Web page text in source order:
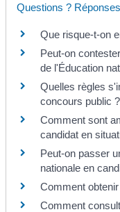
Questions ?
Que risque-t-on
Peut-on
de l'Éducation
Quelles règles
concours public ?
Comment sont
candidat en
Peut-on passer
nationale en
Comment
Comment